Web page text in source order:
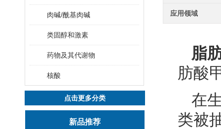
肉碱/酰基肉碱
类固醇和激素
药物及其代谢物
核酸
点击更多分类
新品推荐
应用领域
脂
肪酸
在
类被